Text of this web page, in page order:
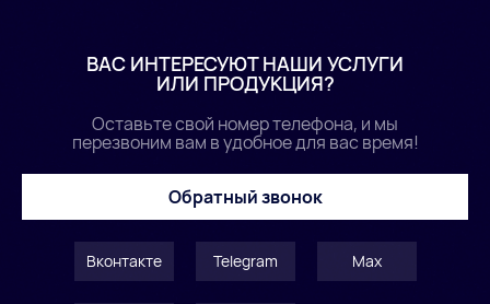
ВАС ИНТЕРЕСУЮТ НАШИ УСЛУГИ
ИЛИ ПРОДУКЦИЯ?
Оставьте свой номер телефона, и мы
перезвоним вам в удобное для вас время!
Обратный звонок
Вконтакте Telegram Max